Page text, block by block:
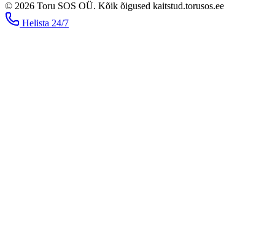
© 2026 Toru SOS OÜ. Kõik õigused kaitstud.torusos.ee
Helista 24/7